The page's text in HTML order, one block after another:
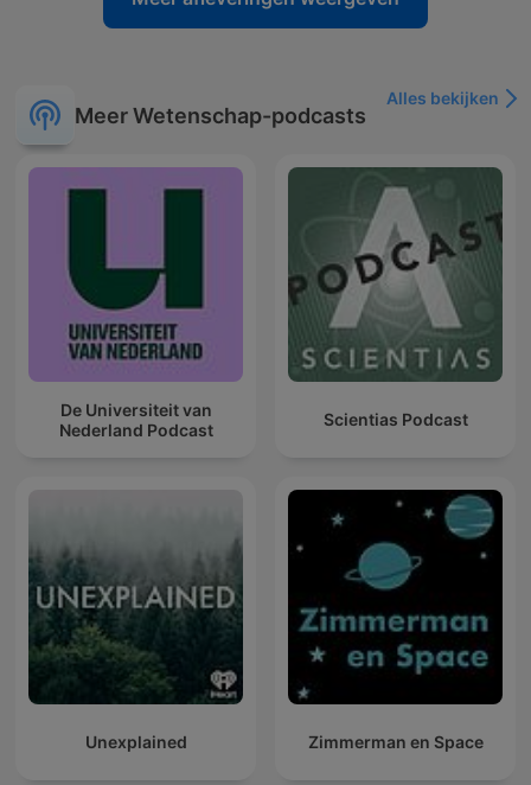
Meer Wetenschap-podcasts
Alles bekijken
De Universiteit van
Nederland Podcast
Scientias Podcast
Unexplained Zimmerman en Space